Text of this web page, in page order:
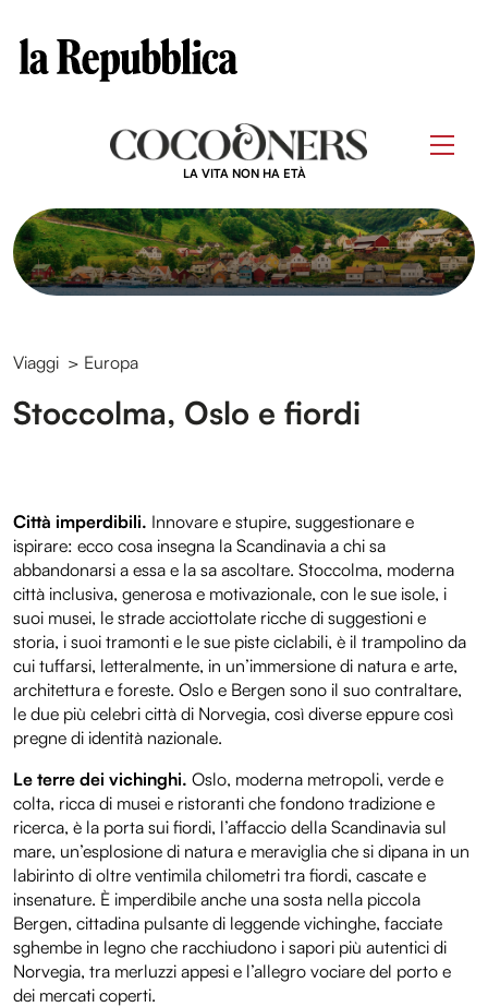
LA VITA NON HA ETÀ
Viaggi > Europa
Stoccolma, Oslo e fiordi
Città imperdibili. Innovare e stupire, suggestionare e
ispirare: ecco cosa insegna la Scandinavia a chi sa
abbandonarsi a essa e la sa ascoltare. Stoccolma, moderna
città inclusiva, generosa e motivazionale, con le sue isole, i
suoi musei, le strade acciottolate ricche di suggestioni e
storia, i suoi tramonti e le sue piste ciclabili, è il trampolino da
cui tuffarsi, letteralmente, in un’immersione di natura e arte,
architettura e foreste. Oslo e Bergen sono il suo contraltare,
le due più celebri città di Norvegia, così diverse eppure così
pregne di identità nazionale.
Le terre dei vichinghi. Oslo, moderna metropoli, verde e
colta, ricca di musei e ristoranti che fondono tradizione e
ricerca, è la porta sui fiordi, l’affaccio della Scandinavia sul
mare, un’esplosione di natura e meraviglia che si dipana in un
labirinto di oltre ventimila chilometri tra fiordi, cascate e
insenature. È imperdibile anche una sosta nella piccola
Bergen, cittadina pulsante di leggende vichinghe, facciate
sghembe in legno che racchiudono i sapori più autentici di
Norvegia, tra merluzzi appesi e l’allegro vociare del porto e
dei mercati coperti.